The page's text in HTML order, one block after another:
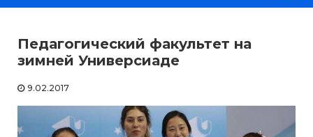
Педагогический факультет на
зимней Универсиаде
9.02.2017